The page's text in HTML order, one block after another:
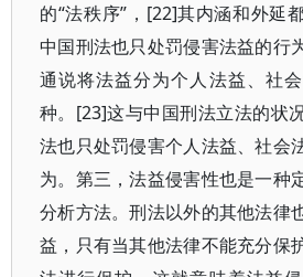
的“法秩序”，[22]其内涵和外延
中国刑法也只处罚侵害法益的行
通说将法益分为个人法益、社
种。[23]这与中国刑法立法的状
法也只处罚侵害个人法益、社会
为。第三，法益侵害性也是一种
分析方法。刑法以外的其他法律
益，只有当其他法律不能充分保